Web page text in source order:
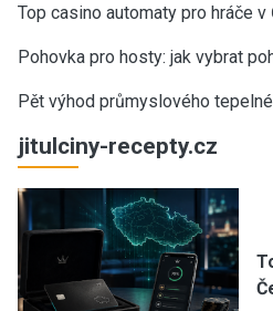
Top casino automaty pro hráče v
Pohovka pro hosty: jak vybrat
Pět výhod průmyslového
jitulciny-recepty.cz